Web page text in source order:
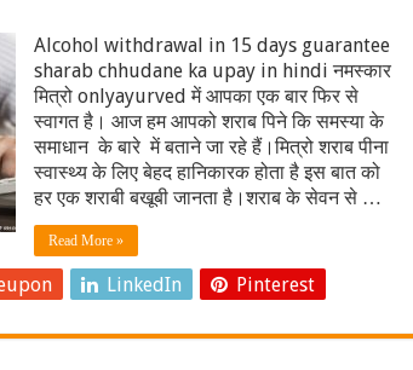
Alcohol withdrawal in 15 days guarantee
sharab chhudane ka upay in hindi नमस्कार
मित्रो onlyayurved में आपका एक बार फिर से
स्वागत है। आज हम आपको शराब पिने कि समस्या के
समाधान के बारे में बताने जा रहे हैं।मित्रो शराब पीना
स्वास्थ्य के लिए बेहद हानिकारक होता है इस बात को
हर एक शराबी बखूबी जानता है।शराब के सेवन से …
Read More »
LinkedIn Pinterest